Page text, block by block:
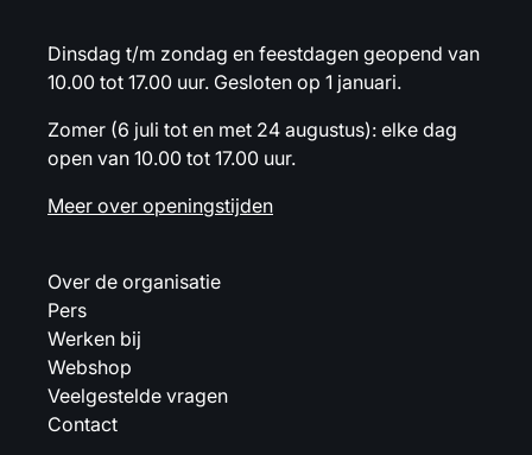
Dinsdag t/m zondag en feestdagen geopend van
10.00 tot 17.00 uur. Gesloten op 1 januari.
Zomer (6 juli tot en met 24 augustus): elke dag
open van 10.00 tot 17.00 uur.
Meer over openingstijden
Over de organisatie
Pers
Werken bij
Webshop
Veelgestelde vragen
Contact